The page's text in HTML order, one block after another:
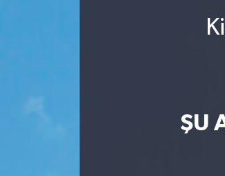
ŞU
Süper Lig Puan Durumu ve Fikstür